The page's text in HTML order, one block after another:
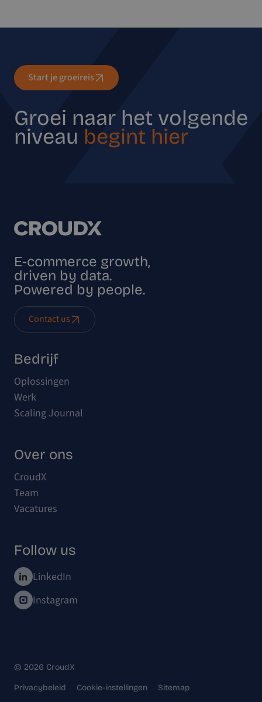
Start je groeireis
Groei naar het volgende
niveau begint hier
E-commerce growth,
driven by data.
Powered by people.
Contact us
Bedrijf
Oplossingen
Werk
Scaling Journal
Over ons
CroudX
Team
Vacatures
Follow us
LinkedIn
Instagram
© 2026 CroudX
Privacybeleid Cookie-instellingen Sitemap